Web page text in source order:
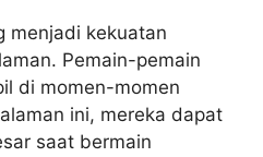
menjadi kekuatan
Pemain-pemain
di momen-momen
ini, mereka dapat
saat bermain